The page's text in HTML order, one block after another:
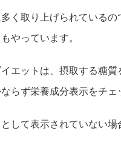
く取り上げられている
やっています。
エットは、摂取する糖
らず栄養成分表示をチェ
して表示されていない